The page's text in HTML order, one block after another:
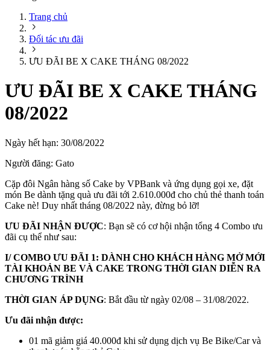
Trang chủ
Đối tác ưu đãi
ƯU ĐÃI BE X CAKE THÁNG 08/2022
ƯU ĐÃI BE X CAKE THÁNG
08/2022
Ngày hết hạn: 30/08/2022
Người đăng: Gato
Cặp đôi Ngân hàng số Cake by VPBank và ứng dụng gọi xe, đặt
món Be dành tặng quà ưu đãi tới 2.610.000đ cho chủ thẻ thanh toán
Cake nè! Duy nhất tháng 08/2022 này, đừng bỏ lỡ!
ƯU ĐÃI NHẬN ĐƯỢC: Bạn sẽ có cơ hội nhận tổng 4 Combo ưu
đãi cụ thể như sau:
I/ COMBO ƯU ĐÃI 1: DÀNH CHO KHÁCH HÀNG MỞ MỚI
TÀI KHOẢN BE VÀ CAKE TRONG THỜI GIAN DIỄN RA
CHƯƠNG TRÌNH
THỜI GIAN ÁP DỤNG: Bắt đầu từ ngày 02/08 – 31/08/2022.
Ưu đãi nhận được:
01 mã giảm giá 40.000đ khi sử dụng dịch vụ Be Bike/Car và